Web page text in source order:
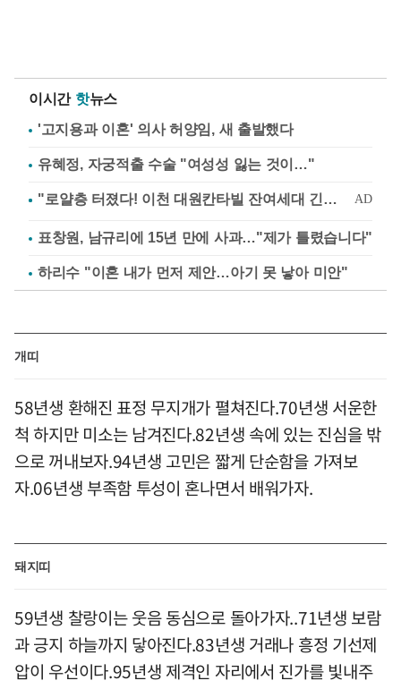
이시간 핫뉴스
'고지용과 이혼' 의사 허양임, 새 출발했다
유혜정, 자궁적출 수술 "여성성 잃는 것이…"
표창원, 남규리에 15년 만에 사과…"제가 틀렸습니다"
하리수 "이혼 내가 먼저 제안…아기 못 낳아 미안"
개띠
58년생 환해진 표정 무지개가 펼쳐진다.70년생 서운한
척 하지만 미소는 남겨진다.82년생 속에 있는 진심을 밖
으로 꺼내보자.94년생 고민은 짧게 단순함을 가져보
자.06년생 부족함 투성이 혼나면서 배워가자.
돼지띠
59년생 찰랑이는 웃음 동심으로 돌아가자..71년생 보람
과 긍지 하늘까지 닿아진다.83년생 거래나 흥정 기선제
압이 우선이다.95년생 제격인 자리에서 진가를 빛내주